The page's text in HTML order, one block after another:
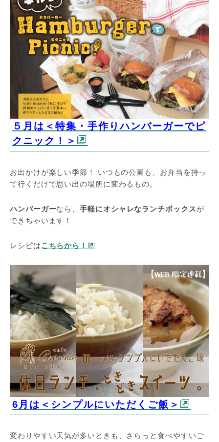
５月は＜特集・手作りハンバーガーでピ
クニック！＞
お出かけが楽しい季節！ いつもの公園も、お弁当を持っ
て行くだけで思い出の場所に変わるもの。
ハンバーガーなら、手軽にオシャレなランチボックスが
できちゃいます！
レシピはこちらから！
6月は＜シンプルにいただくご飯＞
変わりやすい天気が多いときも、さらっと食べやすいご